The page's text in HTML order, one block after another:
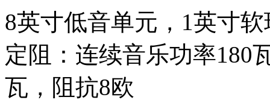
8英寸低音单元，1英寸
定阻：连续音乐功率180
瓦，阻抗8欧